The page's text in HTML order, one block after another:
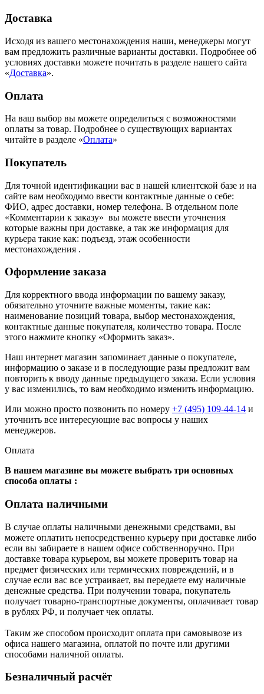
Доставка
Исходя из вашего местонахождения наши, менеджеры могут
вам предложить различные варианты доставки. Подробнее об
условиях доставки можете почитать в разделе нашего сайта
«Доставка».
Оплата
На ваш выбор вы можете определиться с возможностями
оплаты за товар. Подробнее о существующих вариантах
читайте в разделе «Оплата»
Покупатель
Для точной идентификации вас в нашей клиентской базе и на
сайте вам необходимо ввести контактные данные о себе:
ФИО, адрес доставки, номер телефона. В отдельном поле
«Комментарии к заказу» вы можете ввести уточнения
которые важны при доставке, а так же информация для
курьера такие как: подъезд, этаж особенности
местонахождения .
Оформление заказа
Для корректного ввода информации по вашему заказу,
обязательно уточните важные моменты, такие как:
наименование позиций товара, выбор местонахождения,
контактные данные покупателя, количество товара. После
этого нажмите кнопку «Оформить заказ».
Наш интернет магазин запоминает данные о покупателе,
информацию о заказе и в последующие разы предложит вам
повторить к вводу данные предыдущего заказа. Если условия
у вас изменились, то вам необходимо изменить информацию.
Или можно просто позвонить по номеру +7 (495) 109-44-14 и
уточнить все интересующие вас вопросы у наших
менеджеров.
Оплата
В нашем магазине вы можете выбрать три основных
способа оплаты :
Оплата наличными
В случае оплаты наличными денежными средствами, вы
можете оплатить непосредственно курьеру при доставке либо
если вы забираете в нашем офисе собственноручно. При
доставке товара курьером, вы можете проверить товар на
предмет физических или термических повреждений, и в
случае если вас все устраивает, вы передаете ему наличные
денежные средства. При получении товара, покупатель
получает товарно-транспортные документы, оплачивает товар
в рублях РФ, и получает чек оплаты.
Таким же способом происходит оплата при самовывозе из
офиса нашего магазина, оплатой по почте или другими
способами наличной оплаты.
Безналичный расчёт